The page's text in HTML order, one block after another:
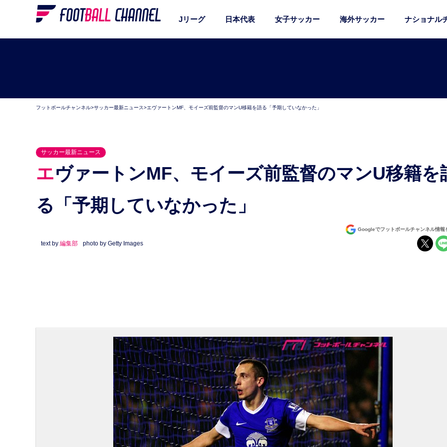
Jリーグ 日本代表 女子サッカー 海外サッカー ナショナル
フットボールチャンネル>サッカー最新ニュース>エヴァートンMF、モイーズ前監督のマンU移籍を語る「予期していなかった」
サッカー最新ニュース
エヴァートンMF、モイーズ前監督のマンU移籍を語
る「予期していなかった」
Googleでフットボールチャンネル情報
text by 編集部 photo by Getty Images